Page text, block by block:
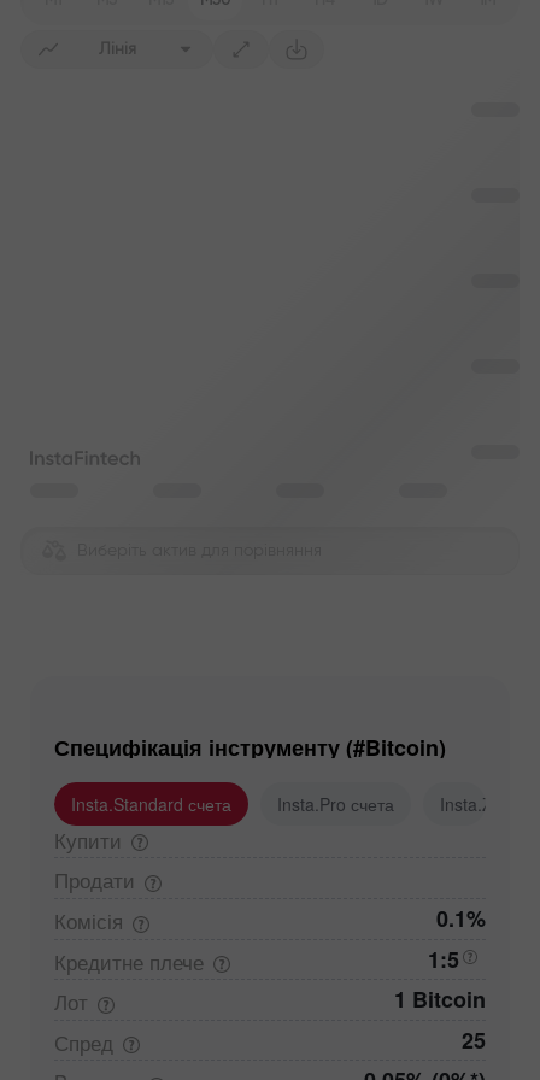
Лінія
Специфікація інструменту (#Bitcoin)
Insta.Standard счета Insta.Pro счета Insta.Zero
Купити
Продати
Комісія
0.1%
Кредитне плече 1:5
Лот 1 Bitcoin
Спред 25